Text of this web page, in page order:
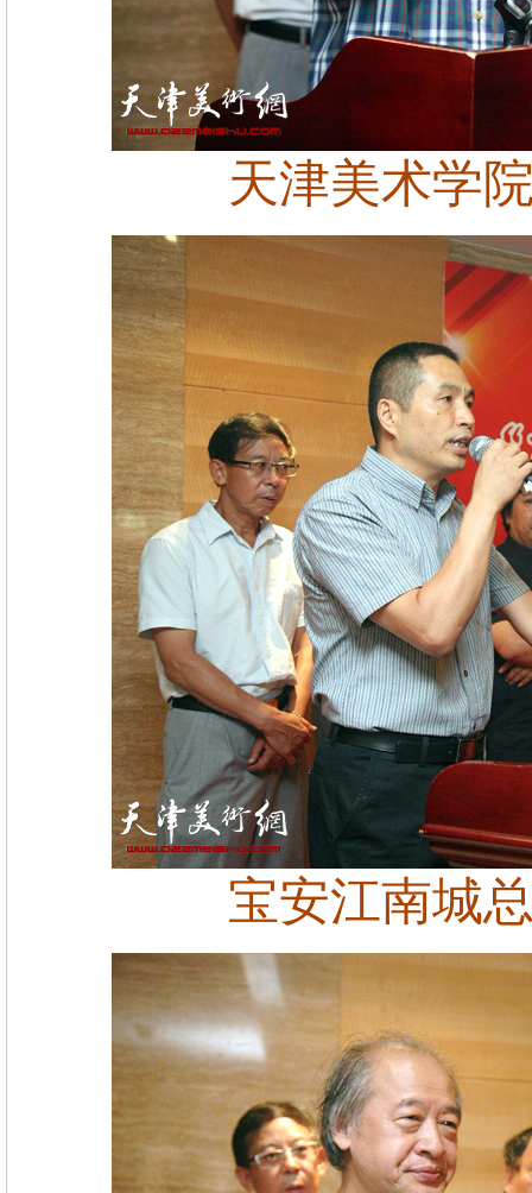
天津美术学
宝安江南城